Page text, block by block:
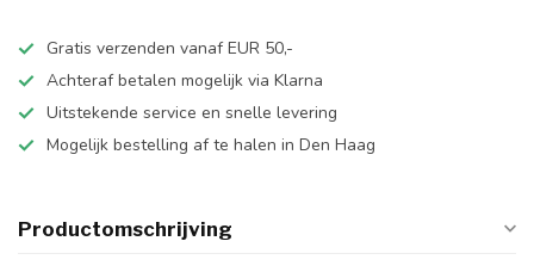
Gratis verzenden vanaf EUR 50,-
Achteraf betalen mogelijk via Klarna
Uitstekende service en snelle levering
Mogelijk bestelling af te halen in Den Haag
Productomschrijving